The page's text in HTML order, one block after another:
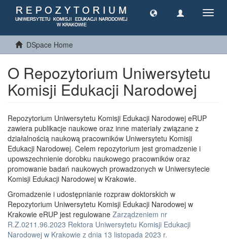
DSpace Home
O Repozytorium Uniwersytetu
Komisji Edukacji Narodowej
Repozytorium Uniwersytetu Komisji Edukacji Narodowej eRUP
zawiera publikacje naukowe oraz inne materiały związane z
działalnością naukową pracowników Uniwersytetu Komisji
Edukacji Narodowej. Celem repozytorium jest gromadzenie i
upowszechnienie dorobku naukowego pracowników oraz
promowanie badań naukowych prowadzonych w Uniwersytecie
Komisji Edukacji Narodowej w Krakowie.
Gromadzenie i udostępnianie rozpraw doktorskich w
Repozytorium Uniwersytetu Komisji Edukacji Narodowej w
Krakowie eRUP jest regulowane Zarządzeniem nr
R.Z.0211.96.2023 Rektora Uniwersytetu Komisji Edukacji
Narodowej w Krakowie z dnia 13 listopada 2023 r.